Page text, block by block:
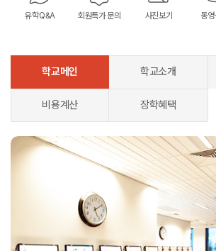
유학Q&A 회원특가 문의 사진보기 동영
학교메인 학교소개
비용계산 장학혜택